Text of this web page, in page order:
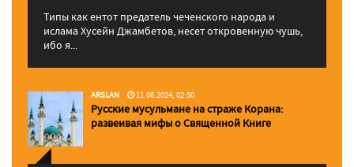
Типы как ентот предатель чеченского народа и
ислама Хусейн Джамбетов, несет откровенную чушь,
ибо я...
ARSLAN 11.06.2024, 02:50
Русские мусульмане на страже Корана:
pазвеивая мифы о Священной Книге